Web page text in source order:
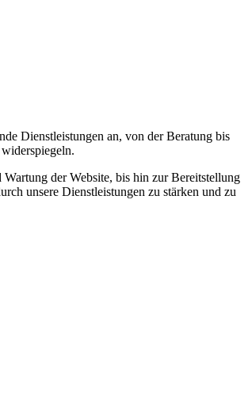
Dienstleistungen an, von der Beratung bis
der Website, bis hin zur Bereitstellung
unsere Dienstleistungen zu stärken und zu